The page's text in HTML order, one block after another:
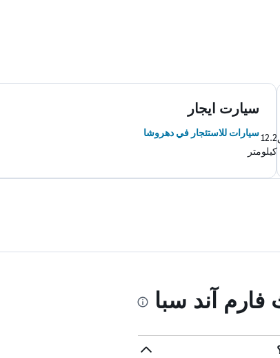
12.2
كيلومتر
سيارت ايجار
سيارات للاستئجار في دهروشا
آند سبا